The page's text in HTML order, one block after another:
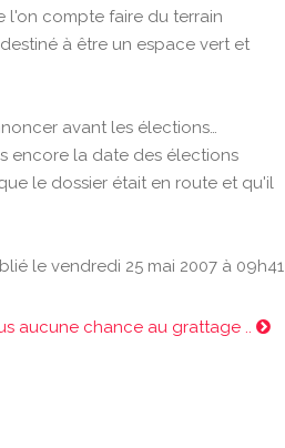
compte faire du terrain
à être un espace vert et
avant les élections…
encore la date des élections
le dossier était en route et qu'il
le vendredi 25 mai 2007 à 09h41
aucune chance au grattage ..